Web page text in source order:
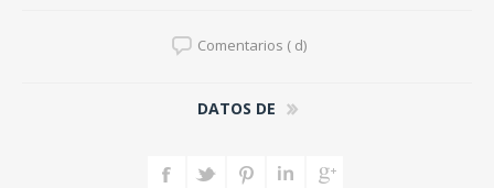
Comentarios ( d)
DATOS DE